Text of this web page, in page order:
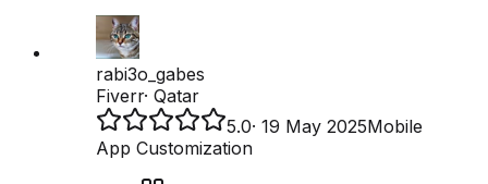
rabi3o_gabes
Fiverr· Qatar
5.0· 19 May 2025Mobile
App Customization